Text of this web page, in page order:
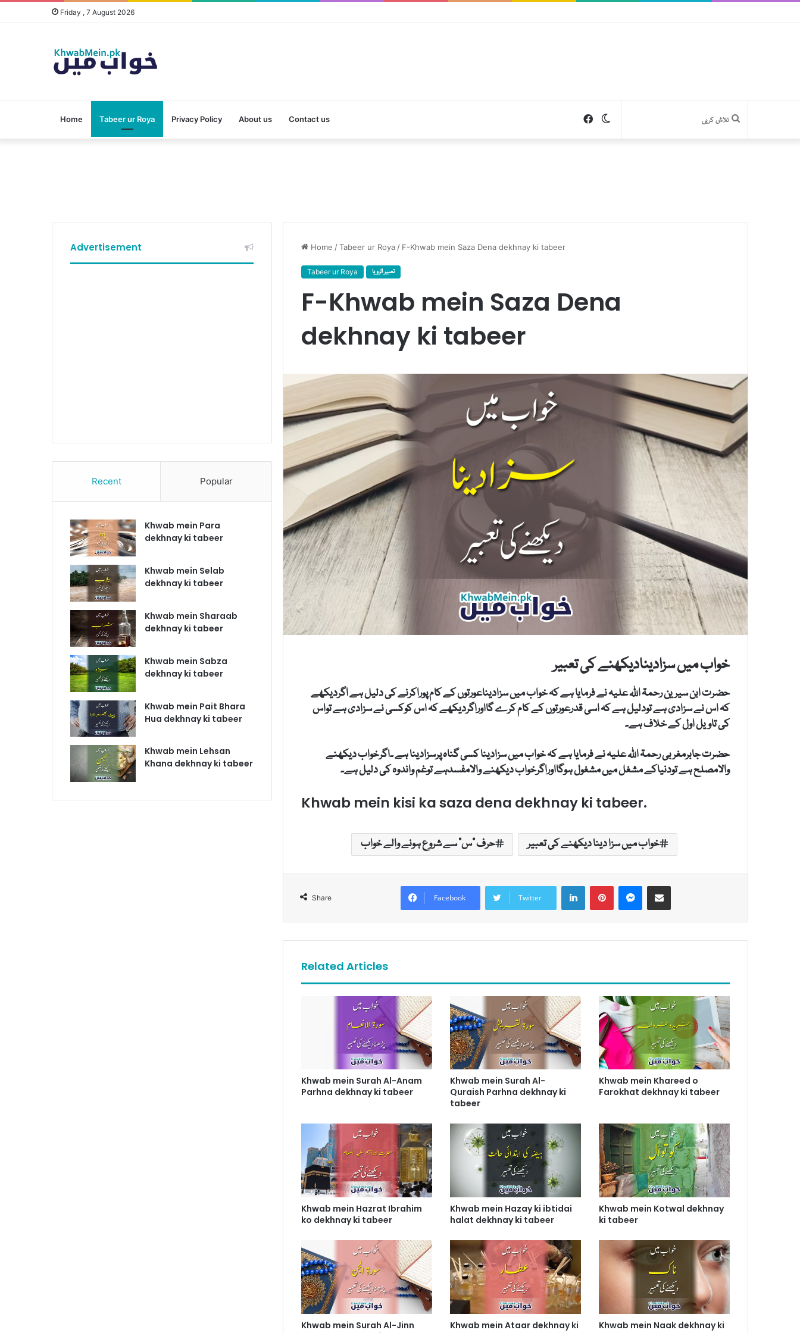
Friday , 7 August 2026
Home Tabeer ur Roya Privacy Policy About us Contact us تلاش Facebook
Home /Tabeer ur Roya / F-Khwab mein Saza Dena dekhnay ki tabeer
Tabeer ur Roya تعبیر الرویا
F-Khwab mein Saza Dena
dekhnay ki tabeer
خواب میں سزادینادیکھنے کی تعبیر
حضرت ابن سیرین رحمۃ اللہ علیہ نے فرمایا ہے کہ خواب میں سزادیناعورتوں کے کام پوراکرنے کی دلیل ہے اگردیکھے
کہ اس نے سزادی ہے تودلیل ہے کہ اسی قدرعورتوں کے کام کرے گااوراگردیکھے کہ اس کوکسی نے سزادی ہے تواس
کی تاویل اول کے خلاف ہے۔
حضرت جابرمغربی رحمۃ اللہ علیہ نے فرمایا ہے کہ خواب میں سزادینا کسی گناہ پرسزادینا ہے ۔اگرخواب دیکھنے
والامصلح ہے تودنیاکے مشغل میں مشغول ہوگااوراگرخواب دیکھنے والامفسدہے توغم واندوہ کی دلیل ہے۔
Khwab mein kisi ka saza dena dekhnay ki tabeer.
حرف "س" سے شروع ہونے والے خواب خواب میں سزا دینا دیکھنے کی تعبیر
Share Facebook Twitter
LinkedInPinterestMessenger
Share via Email
Related Articles
Khwab mein Surah Al-Anam
Parhna dekhnay ki tabeer
Khwab mein Surah Al-
Quraish Parhna dekhnay ki
tabeer
Khwab mein Khareed o
Farokhat dekhnay ki tabeer
Khwab mein Hazrat Ibrahim
ko dekhnay ki tabeer
Khwab mein Hazay ki ibtidai
halat dekhnay ki tabeer
Khwab mein Kotwal dekhnay
ki tabeer
Khwab mein Surah Al-Jinn
Khwab mein Ataar dekhnay ki
Khwab mein Naak dekhnay ki
Advertisement
Recent Popular
Khwab mein Para
dekhnay ki tabeer
Khwab mein Selab
dekhnay ki tabeer
Khwab mein Sharaab
dekhnay ki tabeer
Khwab mein Sabza
dekhnay ki tabeer
Khwab mein Pait Bhara
Hua dekhnay ki tabeer
Khwab mein Lehsan
Khana dekhnay ki tabeer